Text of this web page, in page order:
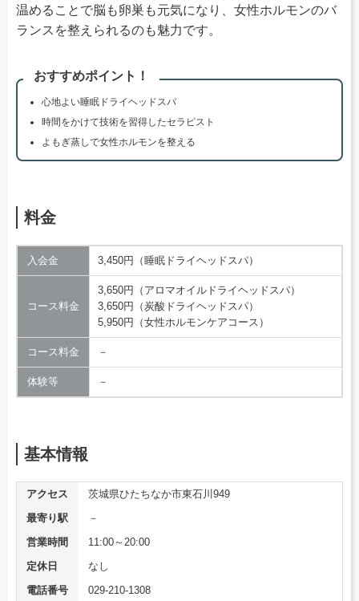
温めることで脳も卵巣も元気になり、女性ホルモンのバ
ランスを整えられるのも魅力です。
おすすめポイント！
心地よい睡眠ドライヘッドスパ
時間をかけて技術を習得したセラピスト
よもぎ蒸しで女性ホルモンを整える
料金
入会金 3,450円（睡眠ドライヘッドスパ）
コース料金
3,650円（アロマオイルドライヘッドスパ）
3,650円（炭酸ドライヘッドスパ）
5,950円（女性ホルモンケアコース）
コース料金 －
体験等 －
基本情報
アクセス
茨城県ひたちなか市東石川949
最寄り駅
－
営業時間
11:00～20:00
定休日
なし
電話番号
029-210-1308